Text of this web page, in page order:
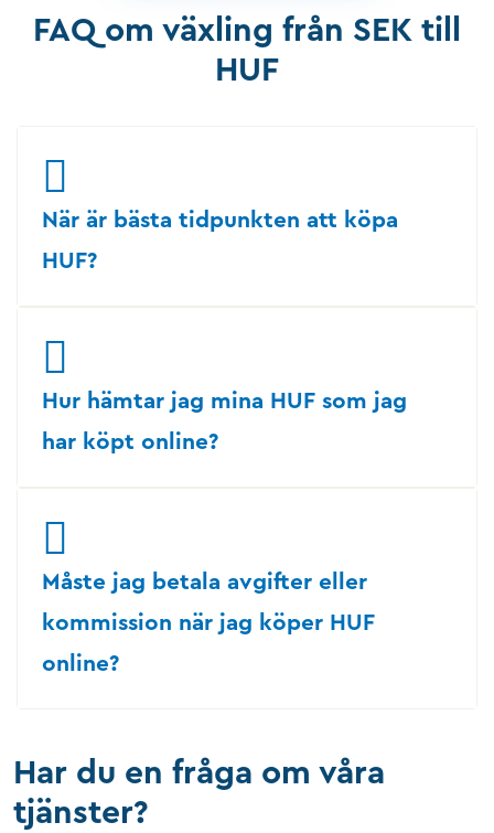
FAQ om växling från SEK till
HUF
När är bästa tidpunkten att köpa
HUF?
Hur hämtar jag mina HUF som jag
har köpt online?
Måste jag betala avgifter eller
kommission när jag köper HUF
online?
Har du en fråga om våra
tjänster?